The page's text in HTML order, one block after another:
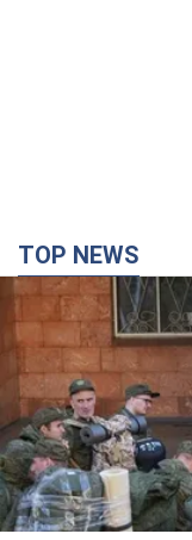
TOP NEWS